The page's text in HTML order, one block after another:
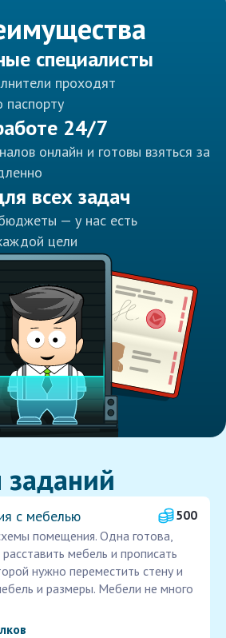
специалисты
проходят
24/7
онлайн и готовы взяться за
всех задач
— у нас есть
цели
с мебелью
500
помещения. Одна готова,
мебель и прописать
нужно переместить стену и
и размеры. Мебели не много